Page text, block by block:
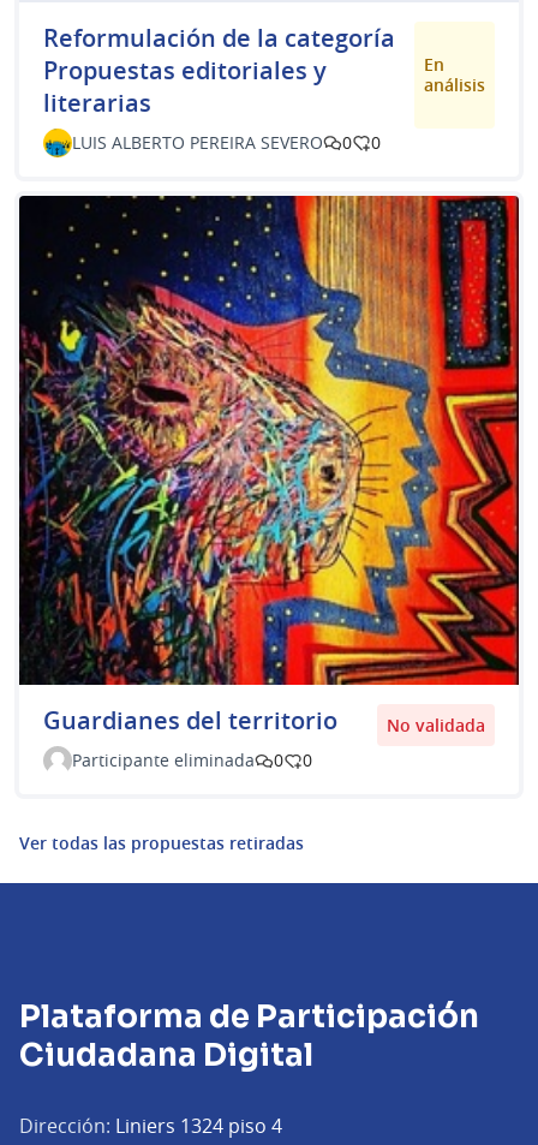
Reformulación de la categoría
Propuestas editoriales y
literarias
En
análisis
LUIS ALBERTO PEREIRA SEVERO 0 0
Guardianes del territorio
No validada
Participante eliminada
0 0
Ver todas las propuestas retiradas
Plataforma de Participación
Ciudadana Digital
Dirección: Liniers 1324 piso 4